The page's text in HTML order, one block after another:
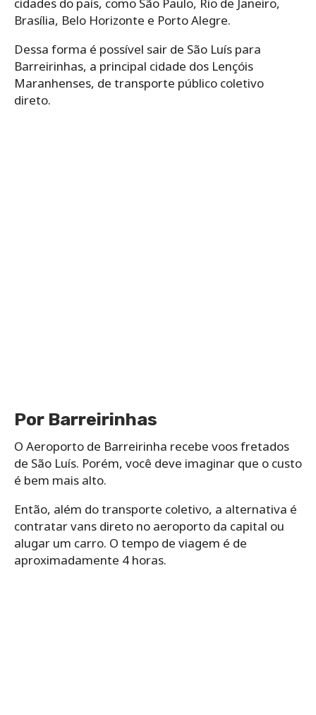
Brasília, Belo Horizonte e Porto Alegre.
Dessa forma é possível sair de São Luís para
Barreirinhas, a principal cidade dos Lençóis
Maranhenses, de transporte público coletivo
direto.
Por Barreirinhas
O Aeroporto de Barreirinha recebe voos fretados
de São Luís. Porém, você deve imaginar que o custo
é bem mais alto.
Então, além do transporte coletivo, a alternativa é
contratar vans direto no aeroporto da capital ou
alugar um carro. O tempo de viagem é de
aproximadamente 4 horas.